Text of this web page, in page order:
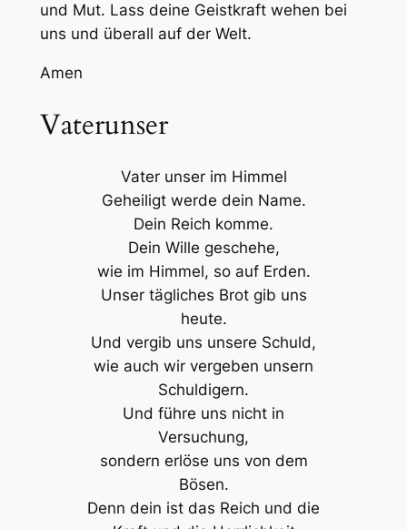
und Mut. Lass deine Geistkraft wehen bei
uns und überall auf der Welt.
Amen
Vaterunser
Vater unser im Himmel
Geheiligt werde dein Name.
Dein Reich komme.
Dein Wille geschehe,
wie im Himmel, so auf Erden.
Unser tägliches Brot gib uns
heute.
Und vergib uns unsere Schuld,
wie auch wir vergeben unsern
Schuldigern.
Und führe uns nicht in
Versuchung,
sondern erlöse uns von dem
Bösen.
Denn dein ist das Reich und die